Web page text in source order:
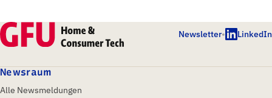
Newsletter• LinkedIn
Newsraum
Alle Newsmeldungen